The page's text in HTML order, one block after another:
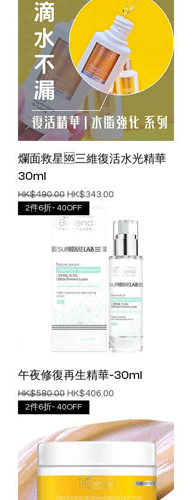
爛面救星🆘️三維復活水光精華
30ml
一般價格
HK$490.00 促銷價格
HK$343.00
2件6折- 40OFF
午夜修復再生精華-30ml
一般價格
HK$580.00 促銷價格
HK$406.00
2件6折- 40OFF